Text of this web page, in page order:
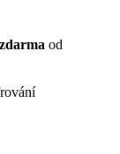
od